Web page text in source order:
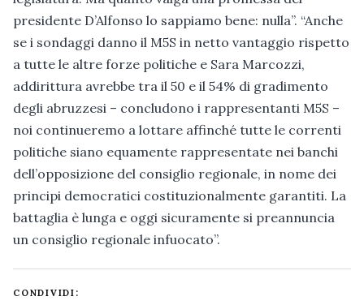
presidente D’Alfonso lo sappiamo bene: nulla”. “Anche
se i sondaggi danno il M5S in netto vantaggio rispetto
a tutte le altre forze politiche e Sara Marcozzi,
addirittura avrebbe tra il 50 e il 54% di gradimento
degli abruzzesi – concludono i rappresentanti M5S –
noi continueremo a lottare affinché tutte le correnti
politiche siano equamente rappresentate nei banchi
dell’opposizione del consiglio regionale, in nome dei
principi democratici costituzionalmente garantiti. La
battaglia è lunga e oggi sicuramente si preannuncia
un consiglio regionale infuocato”.
CONDIVIDI: